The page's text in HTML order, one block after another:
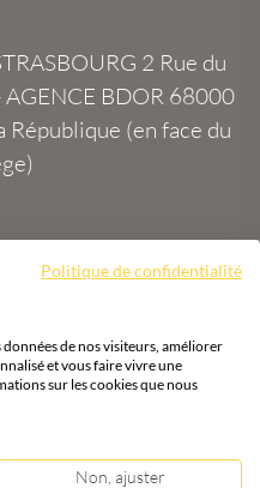
2 Rue du
AGENCE BDOR 68000
(en face du
®
Cours or, achat
Politique de confidentialité
de nos visiteurs, améliorer
et vous faire vivre une
sur les cookies que nous
Non, ajuster